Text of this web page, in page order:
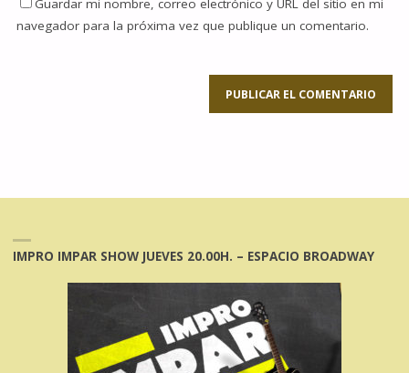
Guardar mi nombre, correo electrónico y URL del sitio en mi
navegador para la próxima vez que publique un comentario.
IMPRO IMPAR SHOW JUEVES 20.00H. – ESPACIO BROADWAY